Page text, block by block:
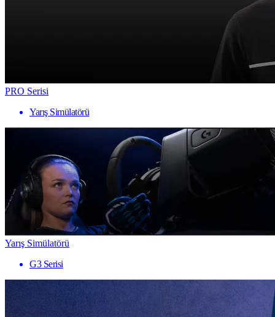
PRO Serisi
Yarış Simülatörü
Yarış Simülatörü
G3 Serisi